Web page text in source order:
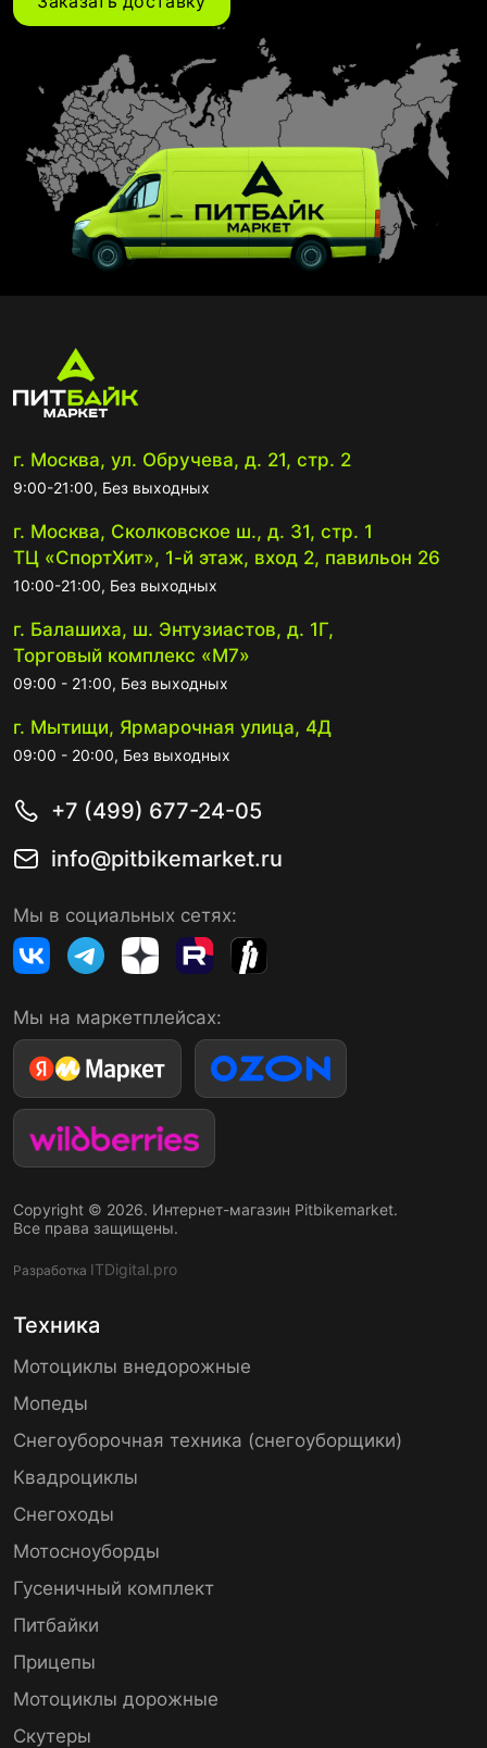
г. Москва, ул. Обручева, д. 21, стр. 2
9:00-21:00, Без выходных
г. Москва, Сколковское ш., д. 31, стр. 1
ТЦ «СпортХит», 1-й этаж, вход 2, павильон 26
10:00-21:00, Без выходных
г. Балашиха, ш. Энтузиастов, д. 1Г,
Торговый комплекс «М7»
09:00 - 21:00, Без выходных
г. Мытищи, Ярмарочная улица, 4Д
09:00 - 20:00, Без выходных
+7 (499) 677-24-05
info@pitbikemarket.ru
Мы в социальных сетях:
Мы на маркетплейсах:
Copyright © 2026. Интернет-магазин Pitbikemarket.
Все права защищены.
Разработка ITDigital.pro
Техника
Мотоциклы внедорожные
Мопеды
Снегоуборочная техника (снегоуборщики)
Квадроциклы
Снегоходы
Мотосноуборды
Гусеничный комплект
Питбайки
Прицепы
Мотоциклы дорожные
Скутеры